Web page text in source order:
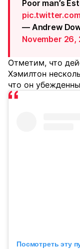
Poor man’s
— Andrew
November 26,
Отметим, что
Хэмилтон
что он
Посмотреть эту